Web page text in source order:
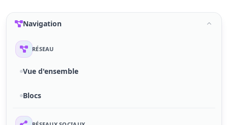
Navigation
RÉSEAU
Vue d'ensemble
Blocs